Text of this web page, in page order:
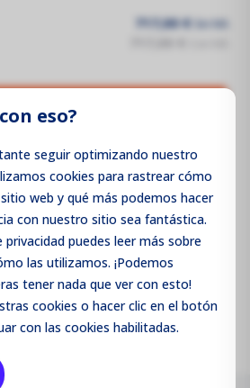
eso?
seguir optimizando nuestro
cookies para rastrear cómo
web y qué más podemos hacer
con nuestro sitio sea fantástica.
privacidad puedes leer más sobre
las utilizamos. ¡Podemos
tener nada que ver con esto!
cookies o hacer clic en el botón
con las cookies habilitadas.
717,00 € Sin IVA
Añadir al carrito
SHECL2
Aeroqual
Cl